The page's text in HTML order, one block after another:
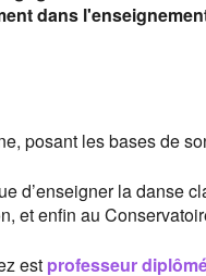
dans
posant les bases de
d’enseigner la danse
et enfin au
est professeur